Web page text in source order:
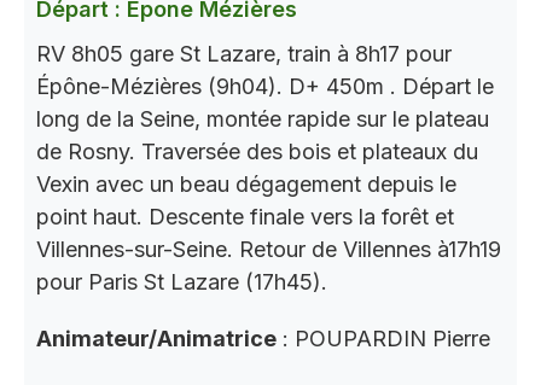
Départ : Epone Mézières
RV 8h05 gare St Lazare, train à 8h17 pour
Épône-Mézières (9h04). D+ 450m . Départ le
long de la Seine, montée rapide sur le plateau
de Rosny. Traversée des bois et plateaux du
Vexin avec un beau dégagement depuis le
point haut. Descente finale vers la forêt et
Villennes-sur-Seine. Retour de Villennes à17h19
pour Paris St Lazare (17h45).
Animateur/Animatrice : POUPARDIN Pierre